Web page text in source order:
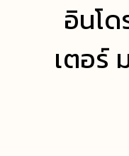
อินโ
เตอร์